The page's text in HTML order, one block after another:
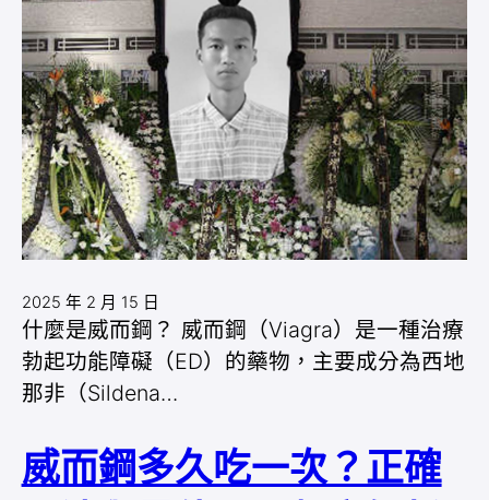
2025 年 2 月 15 日
什麼是威而鋼？ 威而鋼（Viagra）是一種治療
勃起功能障礙（ED）的藥物，主要成分為西地
那非（Sildena…
威而鋼多久吃一次？正確